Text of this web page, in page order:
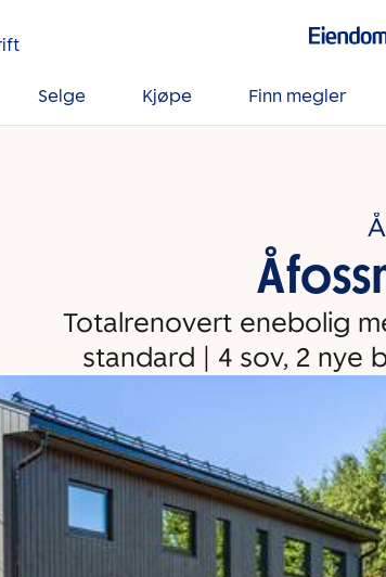
Selge Kjøpe Finn megler
Totalrenovert enebolig
standard | 4 sov, 2 nye